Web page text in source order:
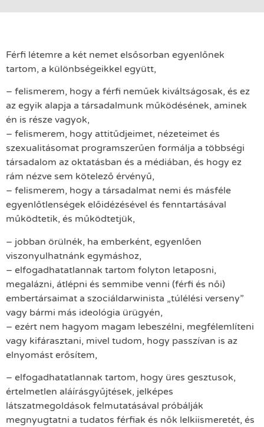
Férfi létemre a két nemet elsősorban egyenlőnek
tartom, a különbségeikkel együtt,
– felismerem, hogy a férfi neműek kiváltságosak, és ez
az egyik alapja a társadalmunk működésének, aminek
én is része vagyok,
– felismerem, hogy attitűdjeimet, nézeteimet és
szexualitásomat programszerűen formálja a többségi
társadalom az oktatásban és a médiában, és hogy ez
rám nézve sem kötelező érvényű,
– felismerem, hogy a társadalmat nemi és másféle
egyenlőtlenségek előidézésével és fenntartásával
működtetik, és működtetjük,
– jobban örülnék, ha emberként, egyenlően
viszonyulhatnánk egymáshoz,
– elfogadhatatlannak tartom folyton letaposni,
megalázni, átlépni és semmibe venni (férfi és női)
embertársaimat a szociáldarwinista „túlélési verseny”
vagy bármi más ideológia ürügyén,
– ezért nem hagyom magam lebeszélni, megfélemlíteni
vagy kifárasztani, mivel tudom, hogy passzívan is az
elnyomást erősítem,
– elfogadhatatlannak tartom, hogy üres gesztusok,
értelmetlen aláírásgyűjtések, jelképes
látszatmegoldások felmutatásával próbálják
megnyugtatni a tudatos férfiak és nők lelkiismeretét, és